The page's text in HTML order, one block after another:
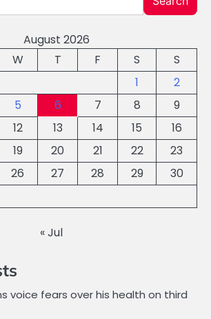
August 2026
W T F S
S
1
2
5 6 7 8
9
12 13 14 15
16
19 20 21 22
23
26 27 28 29
30
« Jul
voice fears over his health on third